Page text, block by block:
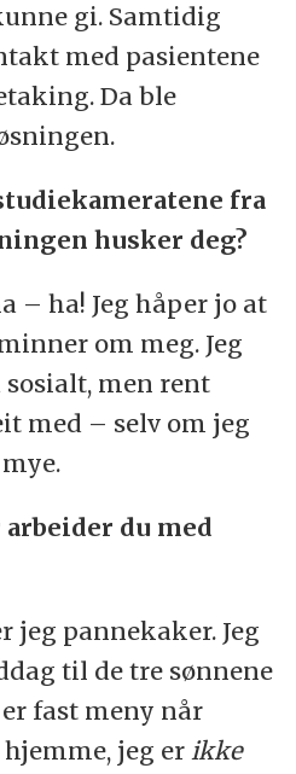
gi. Samtidig
med pasientene
Da ble
fra
husker deg?
– ha! Jeg håper jo at
om meg. Jeg
men rent
med – selv om jeg
du med
jeg pannekaker. Jeg
til de tre sønnene
fast meny når
jeg er ikke